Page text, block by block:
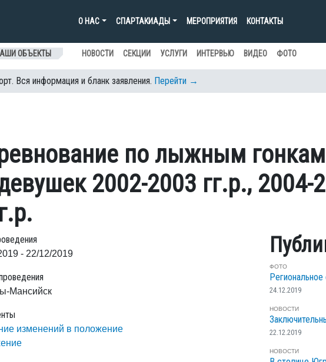
О НАС СПАРТАКИАДЫ МЕРОПРИЯТИЯ КОНТАКТЫ
ОБЪЕКТЫ НОВОСТИ СЕКЦИИ УСЛУГИ ИНТЕРВЬЮ ВИДЕО ФОТО
Вся информация и бланк заявления. Перейти →
по лыжным гонкам
2002-2003 гг.р., 2004-
- 22/12/2019
Мансийск
изменений в положение
ФОТО
24.12.2019
НОВОСТИ
22.12.2019
НОВОСТИ